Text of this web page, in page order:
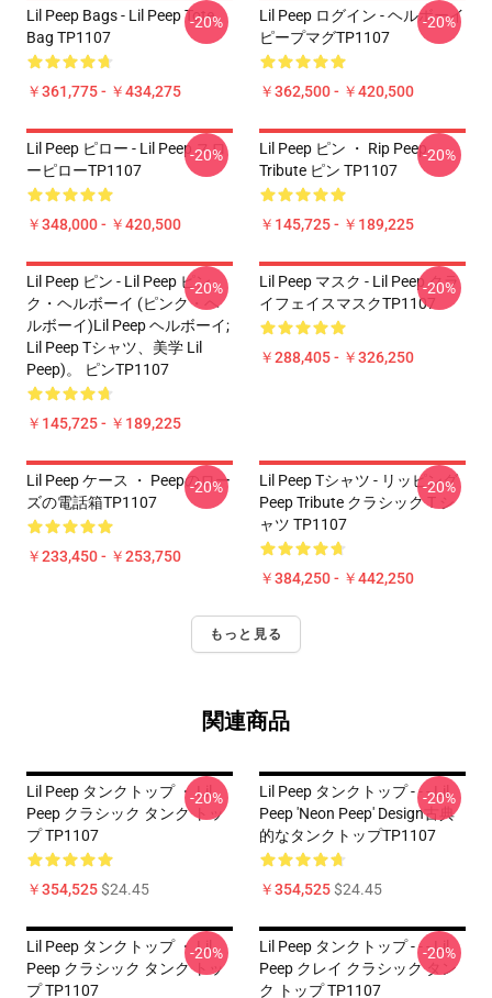
Lil Peep Bags - Lil Peep Tote
Bag TP1107
￥361,775 - ￥434,275
-20%
Lil Peep ログイン - ヘルボーイ
ピープマグTP1107
￥362,500 - ￥420,500
-20%
Lil Peep ピロー - Lil Peep スロ
ーピローTP1107
￥348,000 - ￥420,500
-20%
Lil Peep ピン ・ Rip Peep
Tribute ピン TP1107
￥145,725 - ￥189,225
-20%
Lil Peep ピン - Lil Peep ピン
ク・ヘルボーイ (ピンク・ヘ
ルボーイ)Lil Peep ヘルボーイ;
Lil Peep Tシャツ、美学 Lil
Peep)。 ピンTP1107
￥145,725 - ￥189,225
-20%
Lil Peep マスク - Lil Peep クラ
イフェイスマスクTP1107
￥288,405 - ￥326,250
-20%
Lil Peep ケース ・ Peepのロー
ズの電話箱TP1107
￥233,450 - ￥253,750
-20%
Lil Peep Tシャツ - リッピング
Peep Tribute クラシック T シ
ャツ TP1107
￥384,250 - ￥442,250
-20%
もっと見る
関連商品
Lil Peep タンクトップ ・ Lil
Peep クラシック タンク トッ
プ TP1107
￥354,525$24.45
-20%
Lil Peep タンクトップ - - - Lil
Peep 'Neon Peep' Design古典
的なタンクトップTP1107
￥354,525$24.45
-20%
Lil Peep タンクトップ ・ Lil
Peep クラシック タンク トッ
プ TP1107
-20%
Lil Peep タンクトップ - - - Lil
Peep クレイ クラシック タン
ク トップ TP1107
-20%